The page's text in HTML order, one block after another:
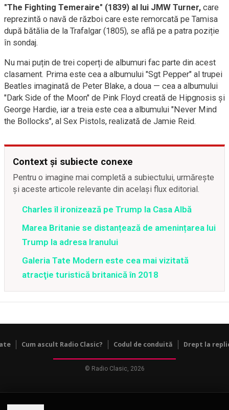
"The Fighting Temeraire" (1839) al lui JMW Turner, care
reprezintă o navă de război care este remorcată pe Tamisa
după bătălia de la Trafalgar (1805), se află pe a patra poziție
în sondaj.
Nu mai puțin de trei coperți de albumuri fac parte din acest
clasament. Prima este cea a albumului "Sgt Pepper" al trupei
Beatles imaginată de Peter Blake, a doua — cea a albumului
"Dark Side of the Moon" de Pink Floyd creată de Hipgnosis și
George Hardie, iar a treia este cea a albumului "Never Mind
the Bollocks", al Sex Pistols, realizată de Jamie Reid.
Context și subiecte conexe
Pentru o imagine mai completă a subiectului, urmărește
și aceste articole relevante din același flux editorial.
Charles îl ironizează pe Trump la Casa Albă
Marea Britanie se distanțează de amenințarea lui
Trump la adresa Iranului
Galeria Tate Modern este cea mai vizitată
atracţie turistică britanică în 2018
Cum ascult Radio Clasic? Codul de conduită Drept la
© Radio Clasic, 2026